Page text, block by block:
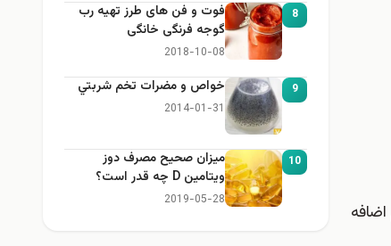
8
فوت و فن های طرز تهیه رب
گوجه فرنگی خانگی
2018-10-08
9 خواص و مضرات تخم شربتي
2014-01-31
10
میزان صحیح مصرف دوز
ویتامین D چه قدر است؟
2019-05-28